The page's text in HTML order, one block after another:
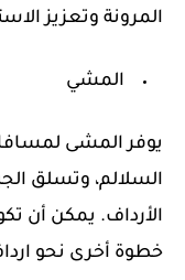
المرونة وتعزيز
المشي
يوفر المشى
السلالم، وتسلق
الأرداف. يمكن أن
خطوة أخرى نحو